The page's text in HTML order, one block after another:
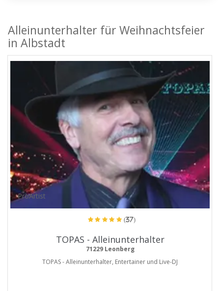
Alleinunterhalter für Weihnachtsfeier
in Albstadt
ProArtist
(37)
TOPAS - Alleinunterhalter
71229 Leonberg
TOPAS - Alleinunterhalter, Entertainer und Live-DJ